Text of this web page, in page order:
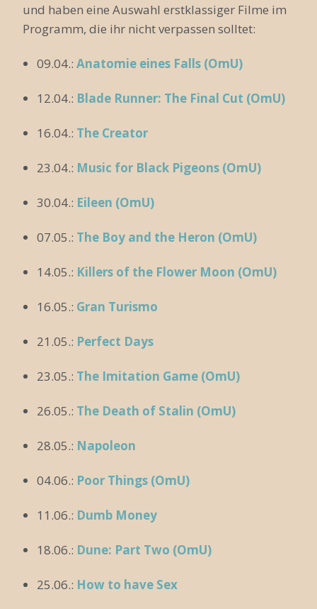
und haben eine Auswahl erstklassiger Filme im
Programm, die ihr nicht verpassen solltet:
09.04.: Anatomie eines Falls (OmU)
12.04.: Blade Runner: The Final Cut (OmU)
16.04.: The Creator
23.04.: Music for Black Pigeons (OmU)
30.04.: Eileen (OmU)
07.05.: The Boy and the Heron (OmU)
14.05.: Killers of the Flower Moon (OmU)
16.05.: Gran Turismo
21.05.: Perfect Days
23.05.: The Imitation Game (OmU)
26.05.: The Death of Stalin (OmU)
28.05.: Napoleon
04.06.: Poor Things (OmU)
11.06.: Dumb Money
18.06.: Dune: Part Two (OmU)
25.06.: How to have Sex